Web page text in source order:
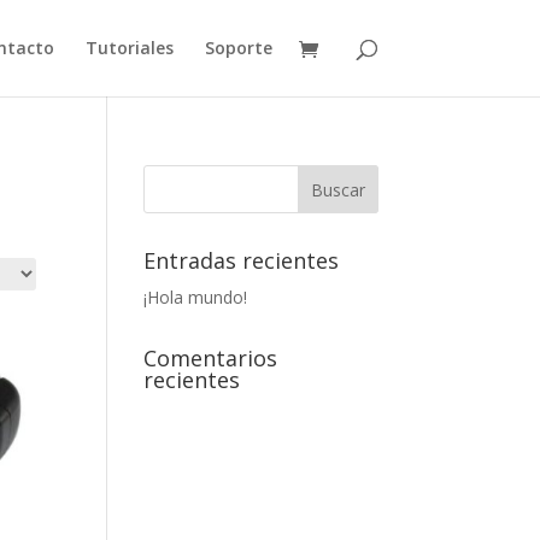
Tutoriales Soporte
Entradas recientes
¡Hola mundo!
Comentarios
recientes